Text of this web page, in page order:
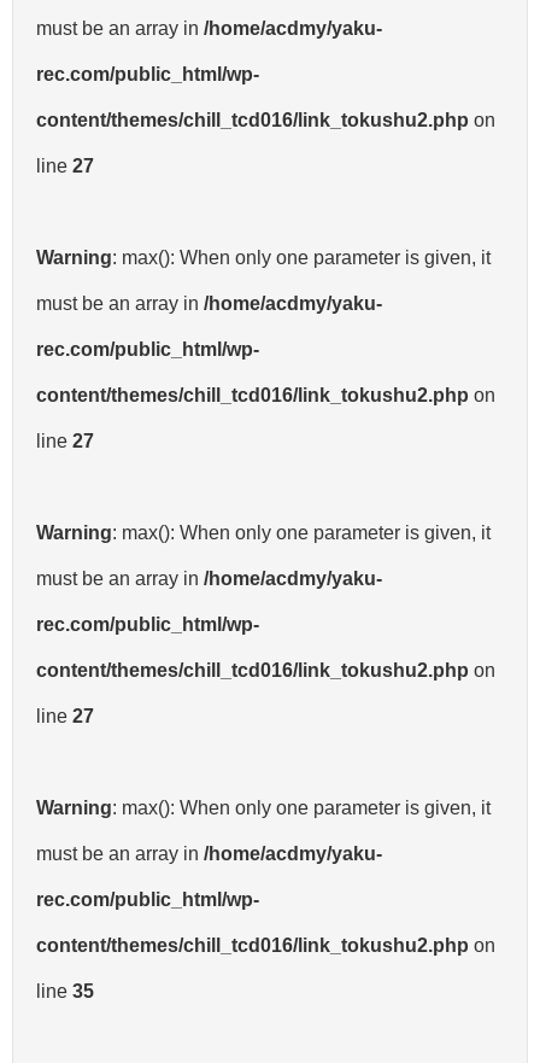
must be an array in /home/acdmy/yaku-
rec.com/public_html/wp-
content/themes/chill_tcd016/link_tokushu2.php on
line 27
Warning: max(): When only one parameter is given, it
must be an array in /home/acdmy/yaku-
rec.com/public_html/wp-
content/themes/chill_tcd016/link_tokushu2.php on
line 27
Warning: max(): When only one parameter is given, it
must be an array in /home/acdmy/yaku-
rec.com/public_html/wp-
content/themes/chill_tcd016/link_tokushu2.php on
line 27
Warning: max(): When only one parameter is given, it
must be an array in /home/acdmy/yaku-
rec.com/public_html/wp-
content/themes/chill_tcd016/link_tokushu2.php on
line 35